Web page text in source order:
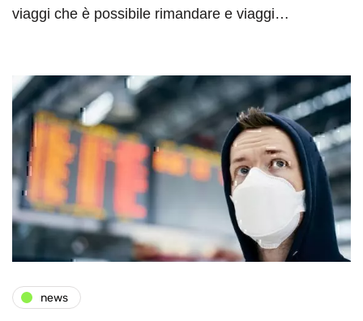
viaggi che è possibile rimandare e viaggi…
news